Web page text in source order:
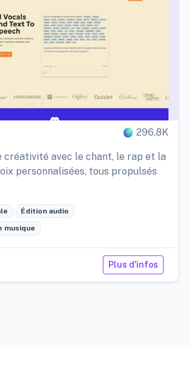
296,8K
créativité avec le chant, le rap et la
personnalisées, tous propulsés
Édition audio
musique
Plus d'infos